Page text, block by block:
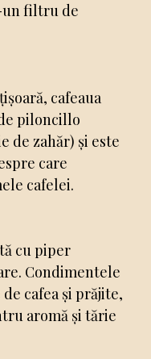
un filtru de
cafeaua
piloncillo
de zahăr) și este
care
cafelei.
cu piper
Condimentele
cafea și prăjite,
aromă și tărie